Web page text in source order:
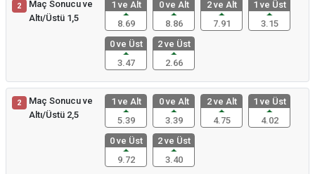
2
Maç Sonucu ve
Altı/Üstü 1,5
1 ve Alt
8.69
0 ve Alt
8.86
2 ve Alt
7.91
1 ve Üst
3.15
0 ve Üst
3.47
2 ve Üst
2.66
2
Maç Sonucu ve
Altı/Üstü 2,5
1 ve Alt
5.39
0 ve Alt
3.39
2 ve Alt
4.75
1 ve Üst
4.02
0 ve Üst
9.72
2 ve Üst
3.40